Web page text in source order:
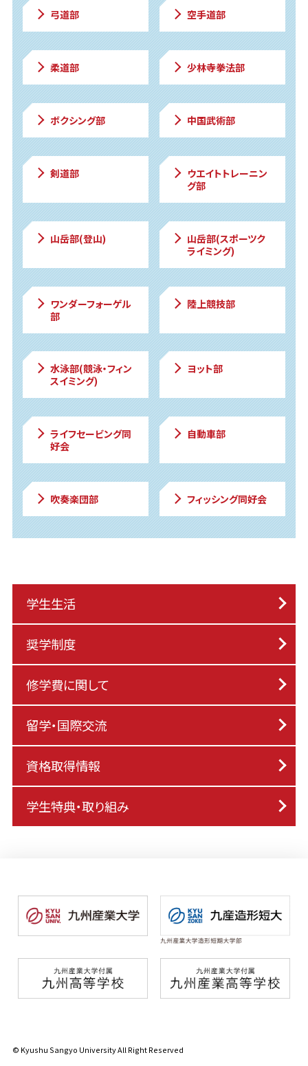
弓道部 空手道部
柔道部 少林寺拳法部
ボクシング部 中国武術部
剣道部
ウエイトトレーニン
グ部
山岳部(登山)
山岳部(スポーツク
ライミング)
ワンダーフォーゲル
部
陸上競技部
水泳部(競泳・フィン
スイミング)
ヨット部
ライフセービング同
好会
自動車部
吹奏楽団部 フィッシング同好会
学生生活
奨学制度
修学費に関して
留学・国際交流
資格取得情報
学生特典・取り組み
© Kyushu Sangyo University All Right Reserved